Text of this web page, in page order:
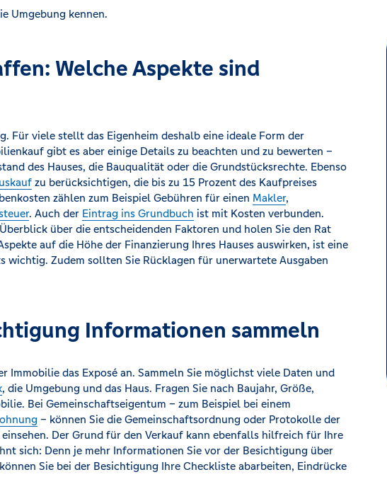
Umgebung kennen.
Welche Aspekte sind
Für viele stellt das Eigenheim deshalb eine ideale Form der
gibt es aber einige Details zu beachten und zu bewerten –
des Hauses, die Bauqualität oder die Grundstücksrechte. Ebenso
zu berücksichtigen, die bis zu 15 Prozent des Kaufpreises
zählen zum Beispiel Gebühren für einen Makler,
. Auch der Eintrag ins Grundbuch ist mit Kosten verbunden.
über die entscheidenden Faktoren und holen Sie den Rat
auf die Höhe der Finanzierung Ihres Hauses auswirken, ist eine
wichtig. Zudem sollten Sie Rücklagen für unerwartete Ausgaben
Informationen sammeln
Immobilie das Exposé an. Sammeln Sie möglichst viele Daten und
, die Umgebung und das Haus. Fragen Sie nach Baujahr, Größe,
Bei Gemeinschaftseigentum – zum Beispiel bei einem
– können Sie die Gemeinschaftsordnung oder Protokolle der
Der Grund für den Verkauf kann ebenfalls hilfreich für Ihre
sich: Denn je mehr Informationen Sie vor der Besichtigung über
Sie bei der Besichtigung Ihre Checkliste abarbeiten, Eindrücke